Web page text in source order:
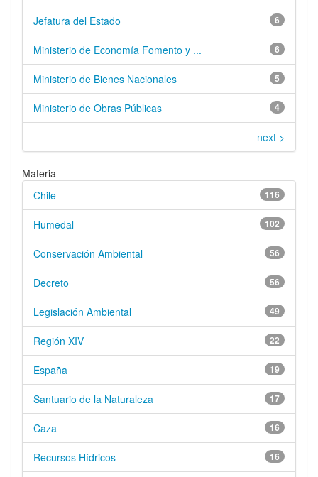
6
Jefatura del Estado
6
Ministerio de Economía Fomento y ...
5
Ministerio de Bienes Nacionales
4
Ministerio de Obras Públicas
next >
Materia
116
Chile
102
Humedal
56
Conservación Ambiental
56
Decreto
49
Legislación Ambiental
22
Región XIV
19
España
17
Santuario de la Naturaleza
16
Caza
16
Recursos Hídricos